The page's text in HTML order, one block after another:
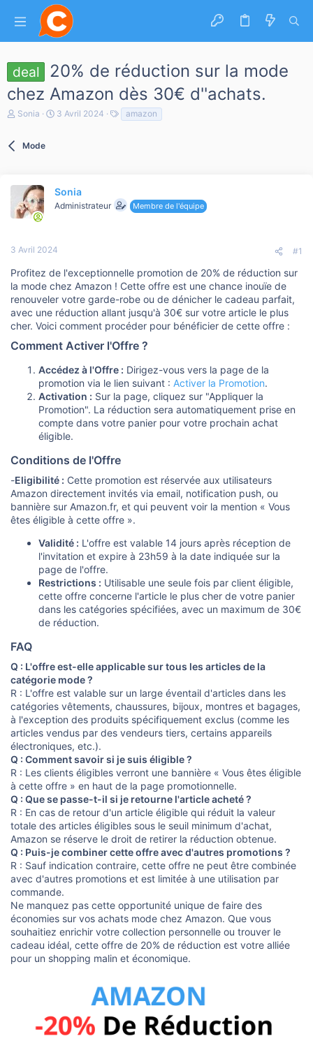
deal
20% de réduction sur la mode
chez Amazon dès 30€ d''achats.
A
l
a
s
u
s
s
i
o
n
Sonia
D
é
b
3 Avril 2024
a
amazon
Mode
Sonia
Administrateur Membre de l'équipe
3 Avril 2024 #1
Profitez de l'exceptionnelle promotion de 20% de réduction sur
la mode chez Amazon ! Cette offre est une chance inouïe de
renouveler votre garde-robe ou de dénicher le cadeau parfait,
avec une réduction allant jusqu'à 30€ sur votre article le plus
cher. Voici comment procéder pour bénéficier de cette offre :
Comment Activer l'Offre ?
Accédez à l'Offre : Dirigez-vous vers la page de la
promotion via le lien suivant : Activer la Promotion.
Activation : Sur la page, cliquez sur "Appliquer la
Promotion". La réduction sera automatiquement prise en
compte dans votre panier pour votre prochain achat
éligible.
Conditions de l'Offre
-Eligibilité : Cette promotion est réservée aux utilisateurs
Amazon directement invités via email, notification push, ou
bannière sur Amazon.fr, et qui peuvent voir la mention « Vous
êtes éligible à cette offre ».
Validité : L'offre est valable 14 jours après réception de
l'invitation et expire à 23h59 à la date indiquée sur la
page de l'offre.
Restrictions : Utilisable une seule fois par client éligible,
cette offre concerne l'article le plus cher de votre panier
dans les catégories spécifiées, avec un maximum de 30€
de réduction.
FAQ
Q : L'offre est-elle applicable sur tous les articles de la
catégorie mode ?
R : L'offre est valable sur un large éventail d'articles dans les
catégories vêtements, chaussures, bijoux, montres et bagages,
à l'exception des produits spécifiquement exclus (comme les
articles vendus par des vendeurs tiers, certains appareils
électroniques, etc.).
Q : Comment savoir si je suis éligible ?
R : Les clients éligibles verront une bannière « Vous êtes éligible
à cette offre » en haut de la page promotionnelle.
Q : Que se passe-t-il si je retourne l'article acheté ?
R : En cas de retour d'un article éligible qui réduit la valeur
totale des articles éligibles sous le seuil minimum d'achat,
Amazon se réserve le droit de retirer la réduction obtenue.
Q : Puis-je combiner cette offre avec d'autres promotions ?
R : Sauf indication contraire, cette offre ne peut être combinée
avec d'autres promotions et est limitée à une utilisation par
commande.
Ne manquez pas cette opportunité unique de faire des
économies sur vos achats mode chez Amazon. Que vous
souhaitiez enrichir votre collection personnelle ou trouver le
cadeau idéal, cette offre de 20% de réduction est votre alliée
pour un shopping malin et économique.